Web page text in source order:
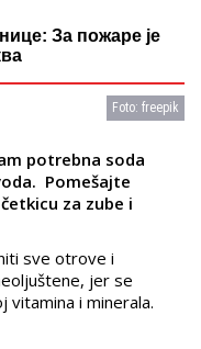
За пожаре је
Foto: freepik
potrebna soda
Pomešajte
za zube i
sve otrove i
jer se
vitamina i minerala.